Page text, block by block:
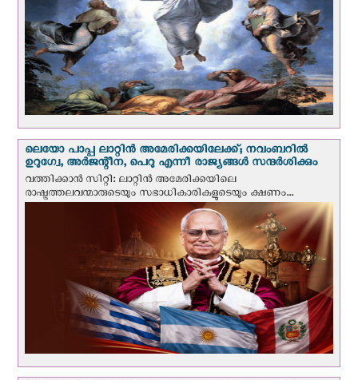
ലെയോ പാപ്പ ലാറ്റിൻ അമേരിക്കയിലേക്ക്; നവംബറില്‍
ഉറുഗ്വേ, അർജന്റീന, പെറു എന്നീ രാജ്യങ്ങള്‍ സന്ദര്‍ശിക്കും
വത്തിക്കാന്‍ സിറ്റി: ലാറ്റിന്‍ അമേരിക്കയിലെ
രാഷ്ട്രത്തലവന്മാരുടെയും സഭാധികാരികളുടെയും ക്ഷണം...